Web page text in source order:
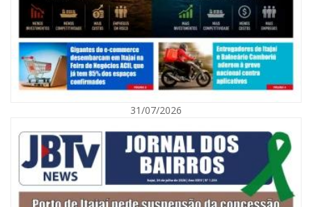
Defesa Civil de Itajaí alerta para chuva, ventos fortes e queda de
temperatura
ITAJAÍ
31/07/2026